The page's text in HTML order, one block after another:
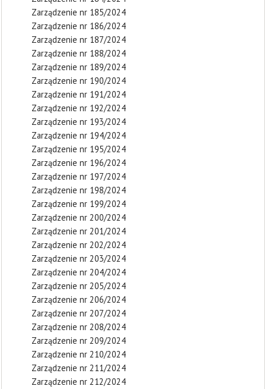
Zarządzenie nr 185/2024
Zarządzenie nr 186/2024
Zarządzenie nr 187/2024
Zarządzenie nr 188/2024
Zarządzenie nr 189/2024
Zarządzenie nr 190/2024
Zarządzenie nr 191/2024
Zarządzenie nr 192/2024
Zarządzenie nr 193/2024
Zarządzenie nr 194/2024
Zarządzenie nr 195/2024
Zarządzenie nr 196/2024
Zarządzenie nr 197/2024
Zarządzenie nr 198/2024
Zarządzenie nr 199/2024
Zarządzenie nr 200/2024
Zarządzenie nr 201/2024
Zarządzenie nr 202/2024
Zarządzenie nr 203/2024
Zarządzenie nr 204/2024
Zarządzenie nr 205/2024
Zarządzenie nr 206/2024
Zarządzenie nr 207/2024
Zarządzenie nr 208/2024
Zarządzenie nr 209/2024
Zarządzenie nr 210/2024
Zarządzenie nr 211/2024
Zarządzenie nr 212/2024